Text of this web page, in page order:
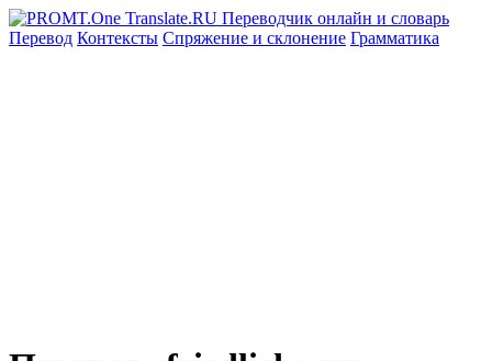
Перевод Контексты Спряжение и склонение Грамматика